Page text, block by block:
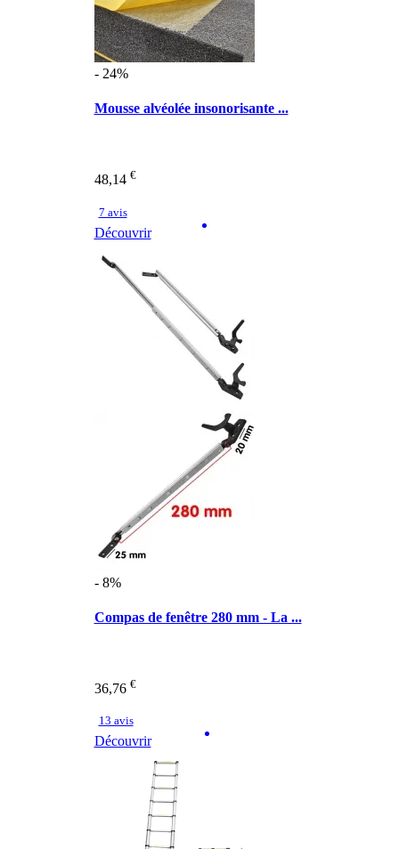
- 24%
Mousse alvéolée insonorisante ...
48,14 €
7 avis
Découvrir
- 8%
Compas de fenêtre 280 mm - La ...
36,76 €
13 avis
Découvrir